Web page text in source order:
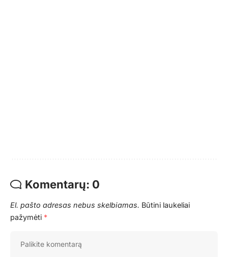
Komentarų: 0
El. pašto adresas nebus skelbiamas. Būtini laukeliai
pažymėti *